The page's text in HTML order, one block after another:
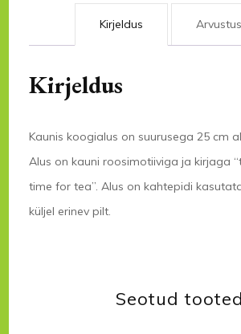
Kirjeldus
Kirjeldus
Kaunis koogialus on suurusega 25 cm
Alus on kauni roosimotiiviga ja kirjaga
time for tea”. Alus on kahtepidi
küljel erinev pilt.
Seotud tooted